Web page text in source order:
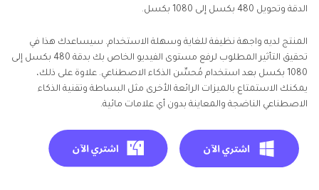
الدقة وتحويل 480 بكسل إلى 1080 بكسل.
المنتج لديه واجهة نظيفة للغاية وسهلة الاستخدام. سيساعدك هذا في
تحقيق التأثير المطلوب لرفع مستوى الفيديو الخاص بك بدقة 480 بكسل إلى
1080 بكسل بعد استخدام مُحسِّن الذكاء الاصطناعي. علاوة على ذلك،
يمكنك الاستمتاع بالميزات الرائعة الأخرى مثل البساطة وتقنية الذكاء
الاصطناعي الناضجة والمعاينة بدون أي علامات مائية.